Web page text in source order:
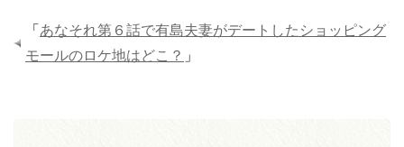
「 あなそれ第６話で有島夫妻がデートしたショッピング
モールのロケ地はどこ？ 」